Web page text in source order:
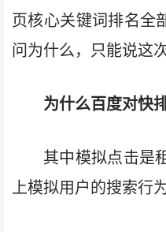
页核心关键词排名全
问为什么，只能说这
为什么百度对快
其中模拟点击是
上模拟用户的搜索行